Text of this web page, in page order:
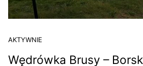
AKTYWNIE
Wędrówka Brusy –